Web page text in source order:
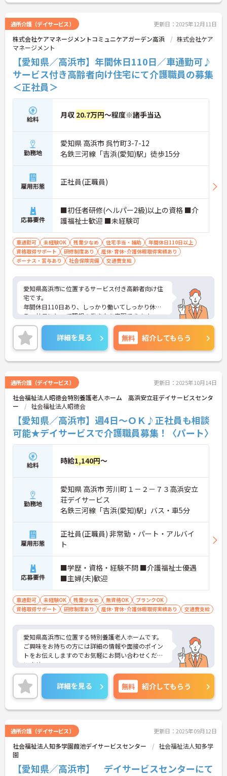
通所介護（デイサービス） 更新日：2025年12月11日
株式会社ケアマネージメントコミュニケアガーデン高浜
株式会社ケア
マネージメント
【愛知県／高浜市】年間休日110日／車通勤可♪
サービス付き高齢者向け住宅にて介護職員の募集
＜正社員＞
給料 月収 20.7万円～程度※諸手当込
勤務地
愛知県 高浜市 呉竹町3-7-12
名鉄三河線「吉浜(愛知)駅」徒歩15分
雇用形態 正社員(正職員)
応募要件
■初任者研修(ヘルパー2級)以上の資格 ■介
護福祉士歓迎 ■未経験可
車通勤可 未経験OK 残業少なめ 住宅手当・補助
年間休日110日以上
資格取得サポート
研修制度あり
産休･育休･介護休暇取得実績あり
ボーナス・賞与あり
社会保険完備 交通費支給
愛知県高浜市に位置するサービス付き高齢者向け住
宅です。
年間休日110日あり、しっかり働いてしっかり休め
る、社員にとって理想の働き方を実現できます。
無料駐車場が完備されていて、マイカー通勤が可能
なため、通勤に便利です。
ご興味をお持ちの方はお気軽にお問い合わせくださ
い。
詳細を見る 無料 紹介してもらう
通所介護（デイサービス） 更新日：2025年10月14日
社会福祉法人昭徳会特別養護老人ホーム 高浜安立荘デイサービスセンタ
ー
社会福祉法人昭徳会
【愛知県／高浜市】週4日～ＯＫ♪正社員も相談
可能★デイサービスで介護職員募集！〈パート〉
給料 時給1,140円～
勤務地
愛知県 高浜市 芳川町１－２－７３高浜安立
荘デイサービス
名鉄三河線「吉浜(愛知)駅」バス・車5分
雇用形態
正社員(正職員) 非常勤・パート・アルバイ
ト
応募要件
■学歴・資格・経験不問 ■介護福祉士優遇
■主婦(夫)歓迎
車通勤可 未経験OK 残業少なめ 無資格OK
ブランクOK
資格取得サポート
研修制度あり 産休･育休･介護休暇取得実績あり 交通費支給
愛知県高浜市に位置する特別養護老人ホームです。
ご興味をお持ちの方には詳細の情報や面接のポイン
トをお伝えしますのでお気軽にお問い合わせくださ
いませ。
詳細を見る 無料 紹介してもらう
通所介護（デイサービス） 更新日：2025年09月12日
社会福祉法人知多学園葭池デイサービスセンター
社会福祉法人知多学
園
【愛知県／高浜市】 デイサービスセンターにて